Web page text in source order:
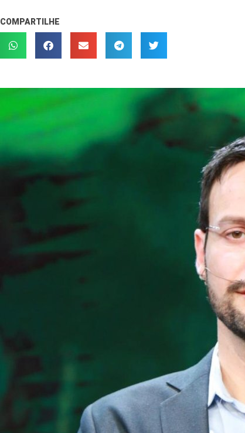
COMPARTILHE